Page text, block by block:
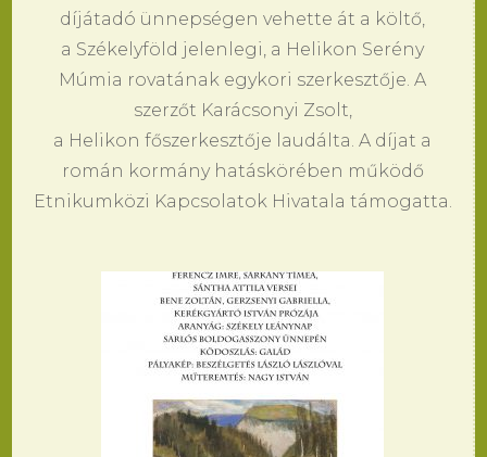
díjátadó ünnepségen vehette át a költő,
a Székelyföld jelenlegi, a Helikon Serény
Múmia rovatának egykori szerkesztője. A
szerzőt Karácsonyi Zsolt,
a Helikon főszerkesztője laudálta. A díjat a
román kormány hatáskörében működő
Etnikumközi Kapcsolatok Hivatala támogatta.